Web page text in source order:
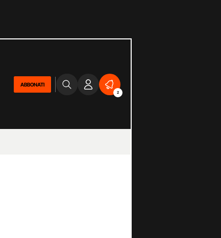
ABBONATI
2